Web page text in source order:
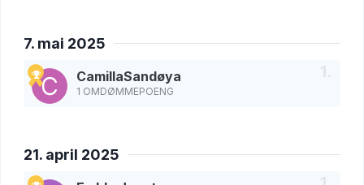
7. mai 2025
CamillaSandøya
1 OMDØMMEPOENG
21. april 2025